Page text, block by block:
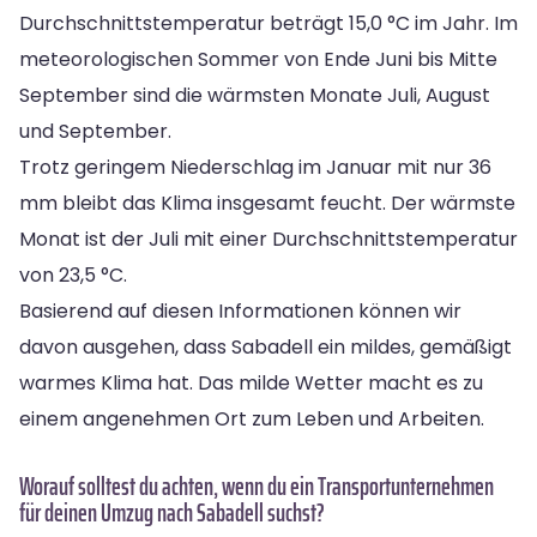
Durchschnittstemperatur beträgt 15,0 °C im Jahr. Im
meteorologischen Sommer von Ende Juni bis Mitte
September sind die wärmsten Monate Juli, August
und September.
Trotz geringem Niederschlag im Januar mit nur 36
mm bleibt das Klima insgesamt feucht. Der wärmste
Monat ist der Juli mit einer Durchschnittstemperatur
von 23,5 °C.
Basierend auf diesen Informationen können wir
davon ausgehen, dass Sabadell ein mildes, gemäßigt
warmes Klima hat. Das milde Wetter macht es zu
einem angenehmen Ort zum Leben und Arbeiten.
Worauf solltest du achten, wenn du ein Transportunternehmen
für deinen Umzug nach Sabadell suchst?